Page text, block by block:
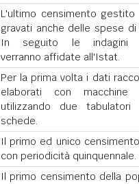
L'ultimo censimento gestito
gravati anche delle spese di
In seguito le indagini
verranno affidate all'Istat.
Per la prima volta i dati
elaborati con macchine
utilizzando due tabulatori
schede.
Il primo ed unico
con periodicità quinquennale.
Il primo censimento della